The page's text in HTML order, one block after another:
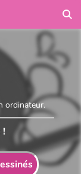
ordinateur.
!